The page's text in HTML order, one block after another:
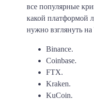
все популярные
какой платформой
нужно взглянуть на
Binance.
Coinbase.
FTX.
Kraken.
KuCoin.